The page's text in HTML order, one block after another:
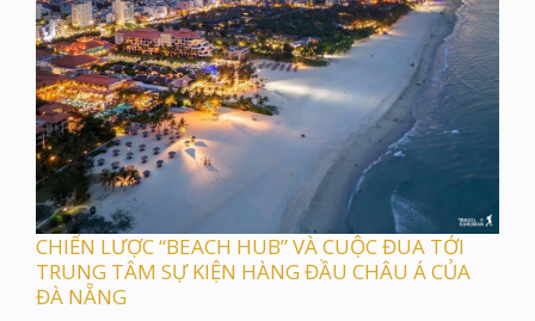
CHIẾN LƯỢC “BEACH HUB” VÀ CUỘC ĐUA TỚI
TRUNG TÂM SỰ KIỆN HÀNG ĐẦU CHÂU Á CỦA
ĐÀ NẴNG